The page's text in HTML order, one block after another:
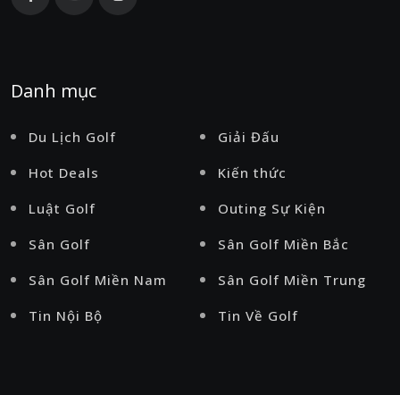
Danh mục
Du Lịch Golf
Giải Đấu
Hot Deals
Kiến thức
Luật Golf
Outing Sự Kiện
Sân Golf
Sân Golf Miền Bắc
Sân Golf Miền Nam
Sân Golf Miền Trung
Tin Nội Bộ
Tin Về Golf